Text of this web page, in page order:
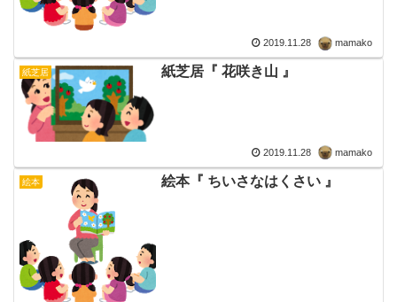
2019.11.28 mamako
紙芝居 紙芝居『 花咲き山 』
2019.11.28 mamako
絵本 絵本『 ちいさなはくさい 』